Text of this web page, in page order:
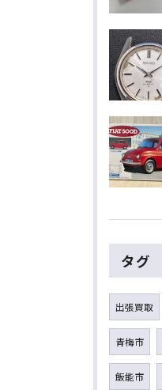
タグ
出張買取
青梅市
飯能市